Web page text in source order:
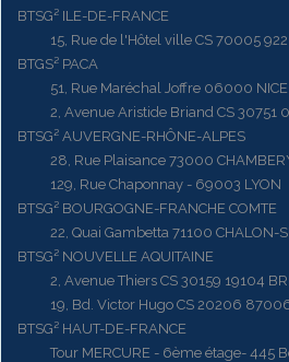
BTSG² ILE-DE-FRANCE
15, Rue de l'Hôtel ville CS 70005
BTGS² PACA
51, Rue Maréchal Joffre 06000 NICE
2, Avenue Aristide Briand CS 30751
BTSG² AUVERGNE-RHÔNE-ALPES
28, Rue Plaisance 73000
129, Rue Chaponnay - 69003 LYON
BTSG² BOURGOGNE-FRANCHE COMTE
22, Quai Gambetta 71100 CHALON-
BTSG² NOUVELLE AQUITAINE
2, Avenue Thiers CS 30159 19104
19, Bd. Victor Hugo CS 20206 87006
BTSG² HAUT-DE-FRANCE
Tour MERCURE - 6ème étage- 445